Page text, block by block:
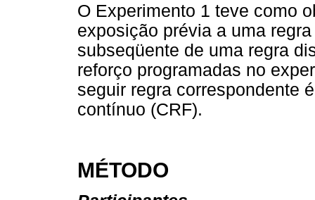
O Experimento 1 teve como
exposição prévia a uma
subseqüente de uma regra
reforço programadas no
seguir regra correspondente
contínuo (CRF).
MÉTODO